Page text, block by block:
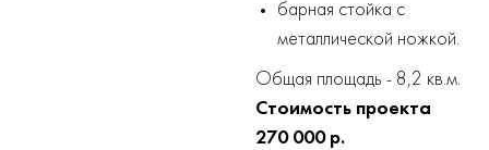
барная стойка с
металлической ножкой.
Общая площадь - 8,2 кв.м.
Стоимость проекта
270 000 р.